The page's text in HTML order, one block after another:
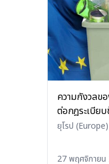
ความกังวลข
ต่อกฎระเบีย
ยุโรปเกี่ยวกั
ยุโรป (Europe)
27 พฤศจิกายน